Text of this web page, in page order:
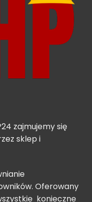
zajmujemy się
sklep i
Oferowany
konieczne